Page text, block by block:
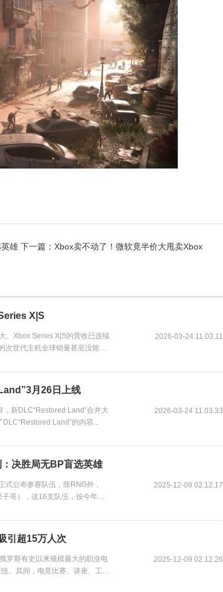
雄 下一篇：Xbox卖不动了！微软竟半价大甩卖Xbox
X|S
。Xbox Series X|S的营收已连续
次世代主机全球销量甚至没能突
2026-03-24 11.03.11
月26日上线
新DLC“Restored Land”合并大
Land”的内容...
2026-03-24 11.03.33
决胜局无BP盲选英雄
式公布参赛队伍，除RNG外，
哥），这16支队伍，按今年的
2025-12-09 02.12.17
引超15万人次
罗斯有史以来规模最大的职业电
。其间，电竞比赛、讲座、工作
2025-12-09 02.12.26